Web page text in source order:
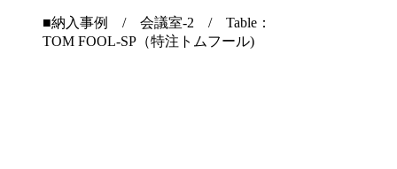
■納入事例 / 会議室-2 / Table：
TOM FOOL-SP（特注トムフール)